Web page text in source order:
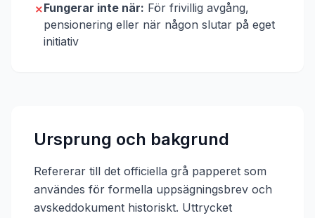
✗Fungerar inte när: För frivillig avgång,
pensionering eller när någon slutar på eget
initiativ
Ursprung och bakgrund
Refererar till det officiella grå papperet som
användes för formella uppsägningsbrev och
avskeddokument historiskt. Uttrycket